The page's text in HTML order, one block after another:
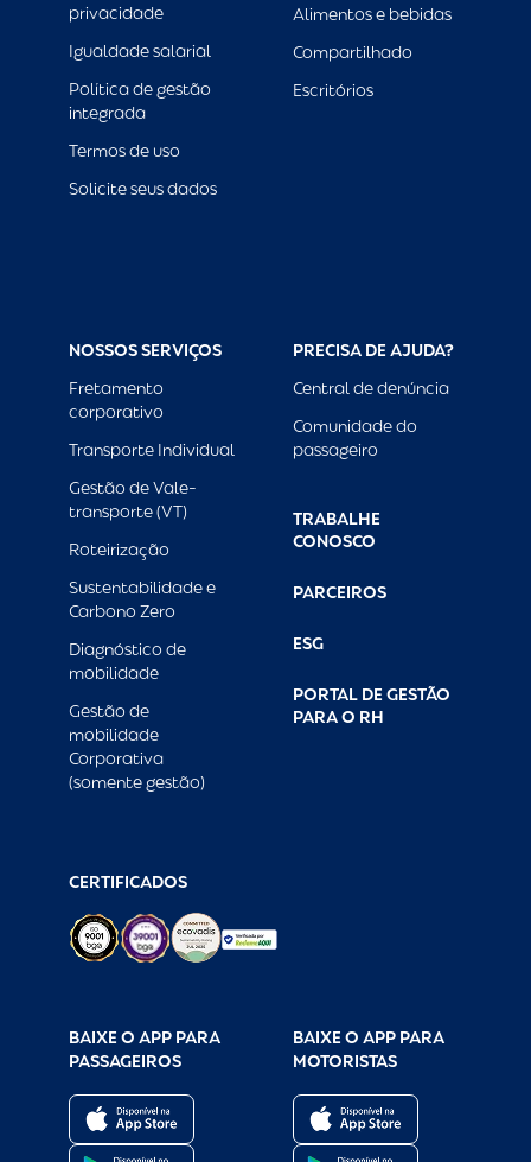
privacidade
Igualdade salarial
Política de gestão
integrada
Termos de uso
Solicite seus dados
Alimentos e bebidas
Compartilhado
Escritórios
NOSSOS SERVIÇOS
Fretamento
corporativo
Transporte Individual
Gestão de Vale-
transporte (VT)
Roteirização
Sustentabilidade e
Carbono Zero
Diagnóstico de
mobilidade
Gestão de
mobilidade
Corporativa
(somente gestão)
PRECISA DE AJUDA?
Central de denúncia
Comunidade do
passageiro
TRABALHE
CONOSCO
PARCEIROS
ESG
PORTAL DE GESTÃO
PARA O RH
CERTIFICADOS
BAIXE O APP PARA
PASSAGEIROS
BAIXE O APP PARA
MOTORISTAS